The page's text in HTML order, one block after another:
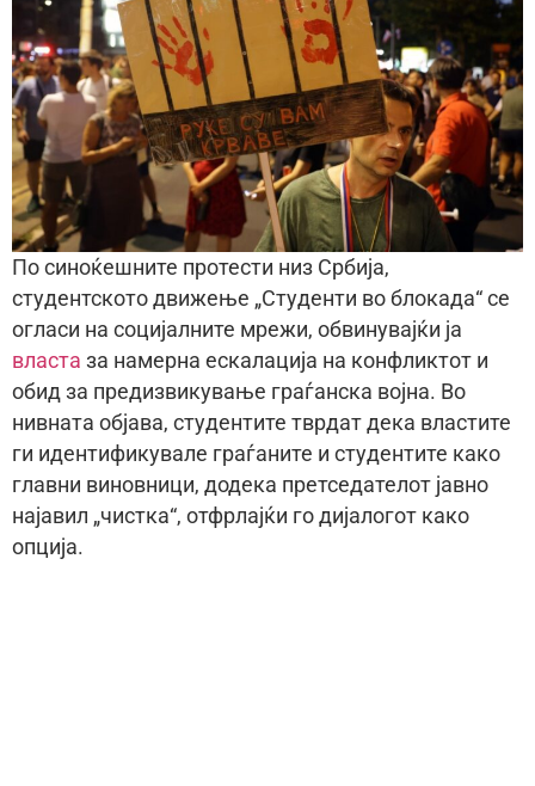
По синоќешните протести низ Србија,
студентското движење „Студенти во блокада“ се
огласи на социјалните мрежи, обвинувајќи ја
власта за намерна ескалација на конфликтот и
обид за предизвикување граѓанска војна. Во
нивната објава, студентите тврдат дека властите
ги идентификувале граѓаните и студентите како
главни виновници, додека претседателот јавно
најавил „чистка“, отфрлајќи го дијалогот како
опција.